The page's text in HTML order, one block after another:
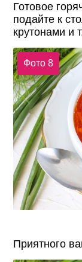
Готовое
подайте к
крутонами и
Фото 8
Приятного